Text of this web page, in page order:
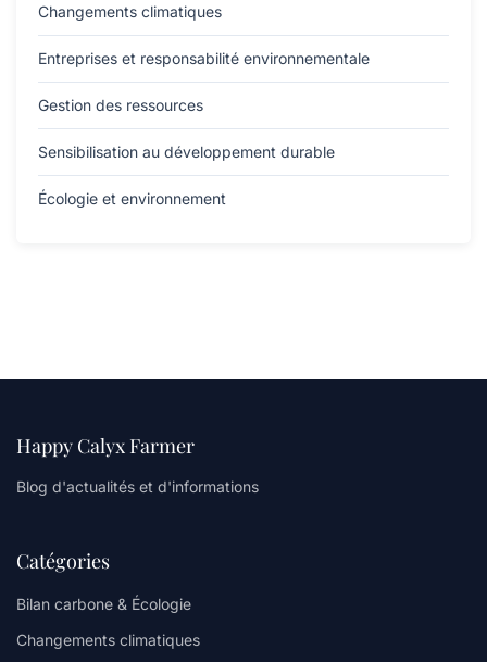
Changements climatiques
Entreprises et responsabilité environnementale
Gestion des ressources
Sensibilisation au développement durable
Écologie et environnement
Happy Calyx Farmer
Blog d'actualités et d'informations
Catégories
Bilan carbone & Écologie
Changements climatiques